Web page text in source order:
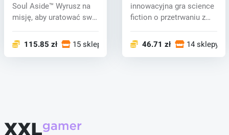
Soul Aside™ Wyrusz na
misję, aby uratować swój
115.85 zł 15 sklepy
innowacyjna gra science
fiction o przetrwaniu z
46.71 zł 14 sklepy